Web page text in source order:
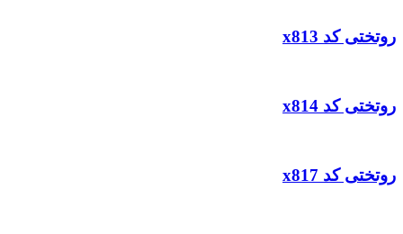
روتختی کد x813
روتختی کد x814
روتختی کد x817